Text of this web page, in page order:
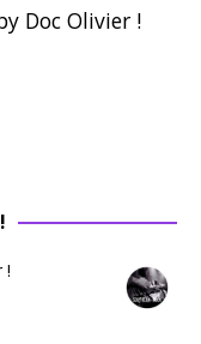
Doc Olivier !
!